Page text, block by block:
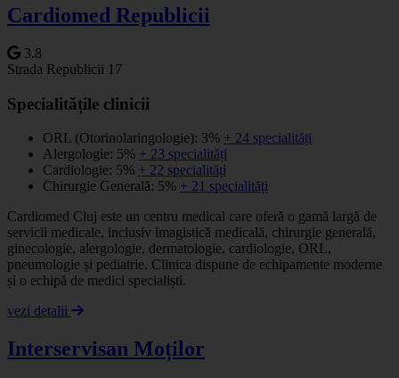
Cardiomed Republicii
3.8
Strada Republicii 17
Specialitățile clinicii
ORL (Otorinolaringologie): 3% + 24 specialități
Alergologie: 5% + 23 specialități
Cardiologie: 5% + 22 specialități
Chirurgie Generală: 5% + 21 specialități
Cardiomed Cluj este un centru medical care oferă o gamă largă de
servicii medicale, inclusiv imagistică medicală, chirurgie generală,
ginecologie, alergologie, dermatologie, cardiologie, ORL,
pneumologie și pediatrie. Clinica dispune de echipamente moderne
și o echipă de medici specialiști.
vezi detalii
Interservisan Moților